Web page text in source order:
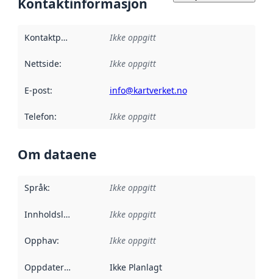
Kontaktinformasjon
Kontaktpunkt Ikke oppgitt
Nettside: Ikke oppgitt
E-post: info@kartverket.no
Telefon: Ikke oppgitt
Om dataene
Språk: Ikke oppgitt
Innholdsleverandører :
Ikke oppgitt
Opphav: Ikke oppgitt
Oppdateringsfrekvens :
Ikke Planlagt